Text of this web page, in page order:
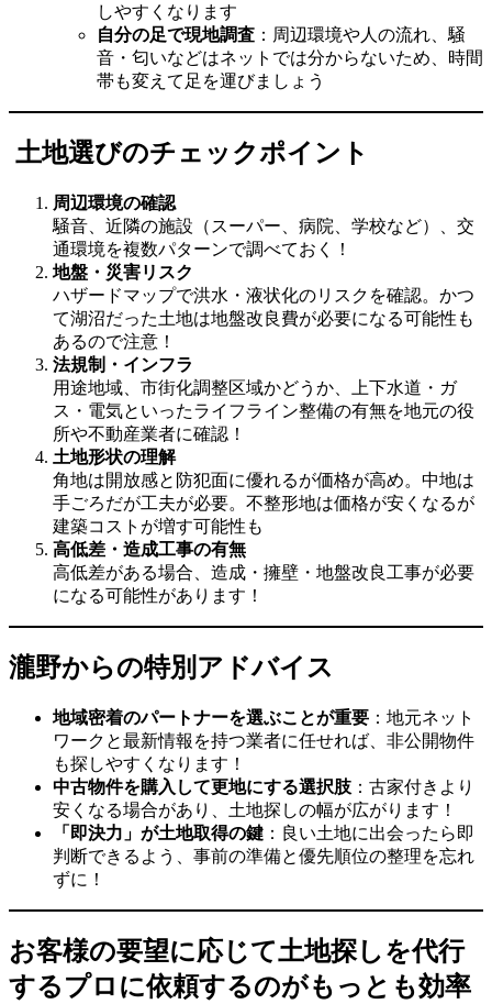
しやすくなります
自分の足で現地調査 ：周辺環境や人の流れ、騒
音・匂いなどはネットでは分からないため、時間
帯も変えて足を運びましょう
土地選びのチェックポイント
周辺環境の確認
騒音、近隣の施設（スーパー、病院、学校など）、交
通環境を複数パターンで調べておく！
地盤・災害リスク
ハザードマップで洪水・液状化のリスクを確認。かつ
て湖沼だった土地は地盤改良費が必要になる可能性も
あるので注意！
法規制・インフラ
用途地域、市街化調整区域かどうか、上下水道・ガ
ス・電気といったライフライン整備の有無を地元の役
所や不動産業者に確認！
土地形状の理解
角地は開放感と防犯面に優れるが価格が高め。中地は
手ごろだが工夫が必要。不整形地は価格が安くなるが
建築コストが増す可能性も
高低差・造成工事の有無
高低差がある場合、造成・擁壁・地盤改良工事が必要
になる可能性があります！
瀧野からの特別アドバイス
地域密着のパートナーを選ぶことが重要 ：地元ネット
ワークと最新情報を持つ業者に任せれば、非公開物件
も探しやすくなります！
中古物件を購入して更地にする選択肢 ：古家付きより
安くなる場合があり、土地探しの幅が広がります！
「即決力」が土地取得の鍵 ：良い土地に出会ったら即
判断できるよう、事前の準備と優先順位の整理を忘れ
ずに！
お客様の要望に応じて土地探しを代行
するプロ に依頼するのがもっとも効率